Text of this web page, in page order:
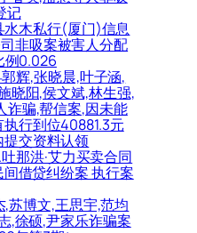
记
水木私行(厦门)信息
非吸案被害人分配
例0.026
辉,张晓晨,叶子涵,
晓阳,侯文斌,林生强,
诈骗,帮信案,因未能
行到位40881.3元
交资料认领
那洪·艾力买卖合同
借贷纠纷案 执行案
,苏博文,王思宇,范均
,徐硕,尹家乐诈骗案